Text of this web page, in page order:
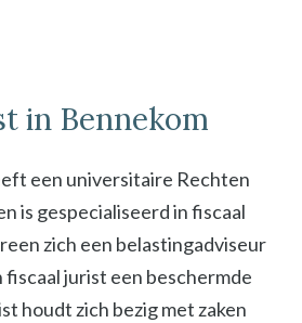
in Bennekom
een universitaire Rechten
is gespecialiseerd in fiscaal
zich een belastingadviseur
fiscaal jurist een beschermde
houdt zich bezig met zaken